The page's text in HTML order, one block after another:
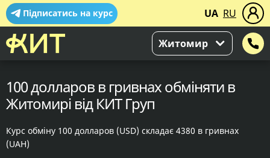
Підписатись на курс UA RU
Житомир
100 долларов в гривнах обміняти в
Житомирі від КИТ Груп
Курс обміну 100 долларов (USD) складає 4380 в гривнах
(UAH)